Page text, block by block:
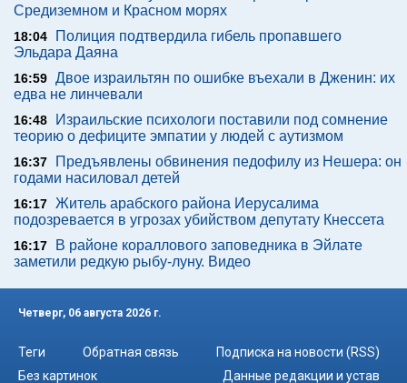
Средиземном и Красном морях
18:04
Полиция подтвердила гибель пропавшего
Эльдара Даяна
16:59 Двое израильтян по ошибке въехали в Дженин: их
едва не линчевали
16:48
Израильские психологи поставили под сомнение
теорию о дефиците эмпатии у людей с аутизмом
16:37
Предъявлены обвинения педофилу из Нешера: он
годами насиловал детей
16:17 Житель арабского района Иерусалима
подозревается в угрозах убийством депутату Кнессета
16:17
В районе кораллового заповедника в Эйлате
заметили редкую рыбу-луну. Видео
Четверг, 06 августа 2026 г.
Теги Обратная связь
Подписка на новости (RSS)
Без картинок
Данные редакции и устав